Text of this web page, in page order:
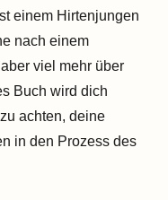
einem Hirtenjungen
nach einem
viel mehr über
Buch wird dich
achten, deine
in den Prozess des